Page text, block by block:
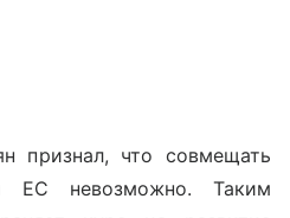
признал, что совмещать
невозможно. Таким